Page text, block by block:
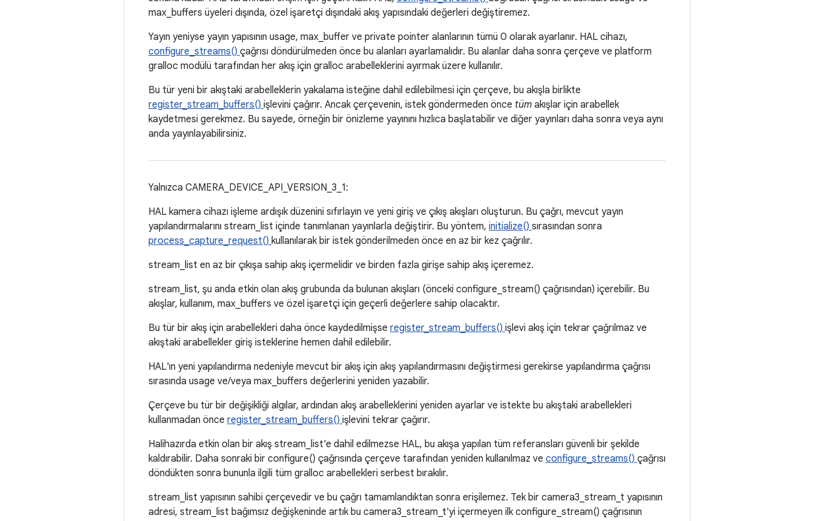
max_buffers üyeleri dışında, özel işaretçi dışındaki akış yapısındaki değerleri değiştiremez.
Yayın yeniyse yayın yapısının usage, max_buffer ve private pointer alanlarının tümü 0 olarak ayarlanır. HAL cihazı,
configure_streams() çağrısı döndürülmeden önce bu alanları ayarlamalıdır. Bu alanlar daha sonra çerçeve ve platform
gralloc modülü tarafından her akış için gralloc arabelleklerini ayırmak üzere kullanılır.
Bu tür yeni bir akıştaki arabelleklerin yakalama isteğine dahil edilebilmesi için çerçeve, bu akışla birlikte
register_stream_buffers() işlevini çağırır. Ancak çerçevenin, istek göndermeden önce tüm akışlar için arabellek
kaydetmesi gerekmez. Bu sayede, örneğin bir önizleme yayınını hızlıca başlatabilir ve diğer yayınları daha sonra veya aynı
anda yayınlayabilirsiniz.
Yalnızca CAMERA_DEVICE_API_VERSION_3_1:
HAL kamera cihazı işleme ardışık düzenini sıfırlayın ve yeni giriş ve çıkış akışları oluşturun. Bu çağrı, mevcut yayın
yapılandırmalarını stream_list içinde tanımlanan yayınlarla değiştirir. Bu yöntem, initialize() sırasından sonra
process_capture_request() kullanılarak bir istek gönderilmeden önce en az bir kez çağrılır.
stream_list en az bir çıkışa sahip akış içermelidir ve birden fazla girişe sahip akış içeremez.
stream_list, şu anda etkin olan akış grubunda da bulunan akışları (önceki configure_stream() çağrısından) içerebilir. Bu
akışlar, kullanım, max_buffers ve özel işaretçi için geçerli değerlere sahip olacaktır.
Bu tür bir akış için arabellekleri daha önce kaydedilmişse register_stream_buffers() işlevi akış için tekrar çağrılmaz ve
akıştaki arabellekler giriş isteklerine hemen dahil edilebilir.
HAL'ın yeni yapılandırma nedeniyle mevcut bir akış için akış yapılandırmasını değiştirmesi gerekirse yapılandırma çağrısı
sırasında usage ve/veya max_buffers değerlerini yeniden yazabilir.
Çerçeve bu tür bir değişikliği algılar, ardından akış arabelleklerini yeniden ayarlar ve istekte bu akıştaki arabellekleri
kullanmadan önce register_stream_buffers() işlevini tekrar çağırır.
Halihazırda etkin olan bir akış stream_list'e dahil edilmezse HAL, bu akışa yapılan tüm referansları güvenli bir şekilde
kaldırabilir. Daha sonraki bir configure() çağrısında çerçeve tarafından yeniden kullanılmaz ve configure_streams() çağrısı
döndükten sonra bununla ilgili tüm gralloc arabellekleri serbest bırakılır.
stream_list yapısının sahibi çerçevedir ve bu çağrı tamamlandıktan sonra erişilemez. Tek bir camera3_stream_t yapısının
adresi, stream_list bağımsız değişkeninde artık bu camera3_stream_t'yi içermeyen ilk configure_stream() çağrısının